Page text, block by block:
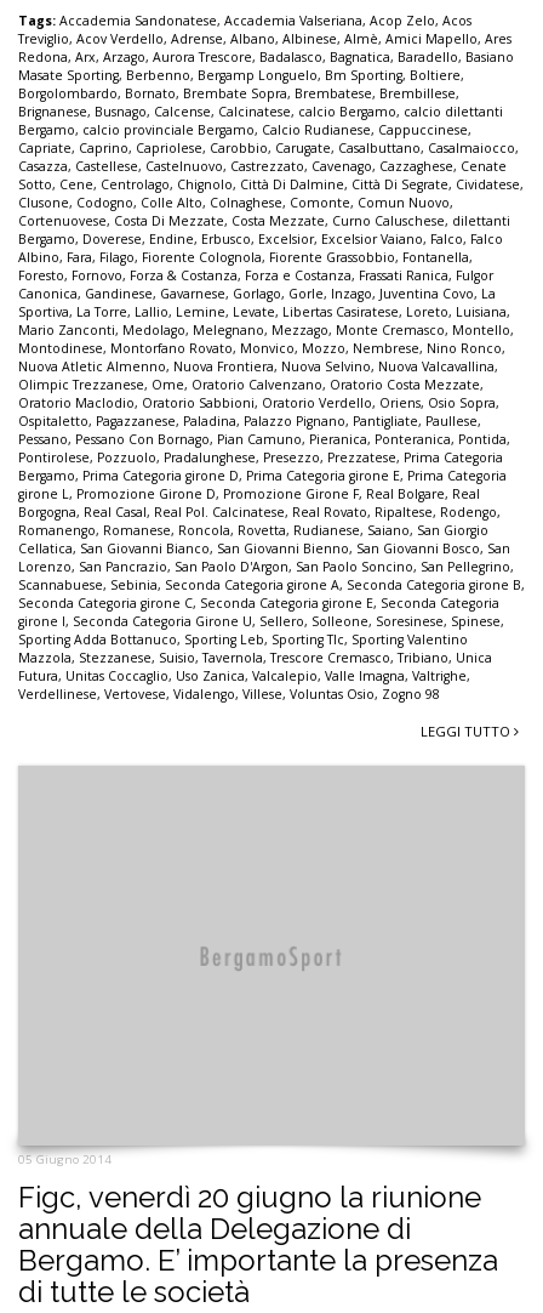
Tags: Accademia Sandonatese, Accademia Valseriana, Acop Zelo, Acos
Treviglio, Acov Verdello, Adrense, Albano, Albinese, Almè, Amici Mapello, Ares
Redona, Arx, Arzago, Aurora Trescore, Badalasco, Bagnatica, Baradello, Basiano
Masate Sporting, Berbenno, Bergamp Longuelo, Bm Sporting, Boltiere,
Borgolombardo, Bornato, Brembate Sopra, Brembatese, Brembillese,
Brignanese, Busnago, Calcense, Calcinatese, calcio Bergamo, calcio dilettanti
Bergamo, calcio provinciale Bergamo, Calcio Rudianese, Cappuccinese,
Capriate, Caprino, Capriolese, Carobbio, Carugate, Casalbuttano, Casalmaiocco,
Casazza, Castellese, Castelnuovo, Castrezzato, Cavenago, Cazzaghese, Cenate
Sotto, Cene, Centrolago, Chignolo, Città Di Dalmine, Città Di Segrate, Cividatese,
Clusone, Codogno, Colle Alto, Colnaghese, Comonte, Comun Nuovo,
Cortenuovese, Costa Di Mezzate, Costa Mezzate, Curno Caluschese, dilettanti
Bergamo, Doverese, Endine, Erbusco, Excelsior, Excelsior Vaiano, Falco, Falco
Albino, Fara, Filago, Fiorente Colognola, Fiorente Grassobbio, Fontanella,
Foresto, Fornovo, Forza & Costanza, Forza e Costanza, Frassati Ranica, Fulgor
Canonica, Gandinese, Gavarnese, Gorlago, Gorle, Inzago, Juventina Covo, La
Sportiva, La Torre, Lallio, Lemine, Levate, Libertas Casiratese, Loreto, Luisiana,
Mario Zanconti, Medolago, Melegnano, Mezzago, Monte Cremasco, Montello,
Montodinese, Montorfano Rovato, Monvico, Mozzo, Nembrese, Nino Ronco,
Nuova Atletic Almenno, Nuova Frontiera, Nuova Selvino, Nuova Valcavallina,
Olimpic Trezzanese, Ome, Oratorio Calvenzano, Oratorio Costa Mezzate,
Oratorio Maclodio, Oratorio Sabbioni, Oratorio Verdello, Oriens, Osio Sopra,
Ospitaletto, Pagazzanese, Paladina, Palazzo Pignano, Pantigliate, Paullese,
Pessano, Pessano Con Bornago, Pian Camuno, Pieranica, Ponteranica, Pontida,
Pontirolese, Pozzuolo, Pradalunghese, Presezzo, Prezzatese, Prima Categoria
Bergamo, Prima Categoria girone D, Prima Categoria girone E, Prima Categoria
girone L , Promozione Girone D, Promozione Girone F, Real Bolgare, Real
Borgogna, Real Casal, Real Pol. Calcinatese, Real Rovato, Ripaltese, Rodengo,
Romanengo, Romanese, Roncola, Rovetta, Rudianese, Saiano, San Giorgio
Cellatica, San Giovanni Bianco, San Giovanni Bienno, San Giovanni Bosco, San
Lorenzo, San Pancrazio, San Paolo D'Argon, San Paolo Soncino, San Pellegrino,
Scannabuese, Sebinia, Seconda Categoria girone A, Seconda Categoria girone B,
Seconda Categoria girone C, Seconda Categoria girone E, Seconda Categoria
girone I, Seconda Categoria Girone U, Sellero, Solleone, Soresinese, Spinese,
Sporting Adda Bottanuco, Sporting Leb, Sporting Tlc, Sporting Valentino
Mazzola, Stezzanese, Suisio,Tavernola,Trescore Cremasco,Tribiano, Unica
Futura, Unitas Coccaglio, Uso Zanica, Valcalepio, Valle Imagna, Valtrighe,
Verdellinese, Vertovese, Vidalengo, Villese, Voluntas Osio, Zogno 98
LEGGI TUTTO
05 Giugno 2014
Figc, venerdì 20 giugno la riunione
annuale della Delegazione di
Bergamo. E’ importante la presenza
di tutte le società